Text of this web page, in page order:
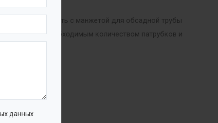
данных
емкость с манжетой для обсадной трубы
необходимым количеством патрубков и